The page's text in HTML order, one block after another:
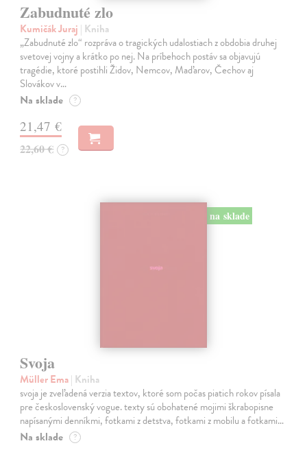
Zabudnuté zlo
Kumičák Juraj | Kniha
„Zabudnuté zlo“ rozpráva o tragických udalostiach z obdobia druhej
svetovej vojny a krátko po nej. Na príbehoch postáv sa objavujú
tragédie, ktoré postihli Židov, Nemcov, Maďarov, Čechov aj
Slovákov v…
Na sklade ?
21,47 €
22,60 € ?
na sklade
Svoja
Müller Ema| Kniha
svoja je zveľadená verzia textov, ktoré som počas piatich rokov písala
pre československý vogue. texty sú obohatené mojimi škrabopisne
napísanými denníkmi, fotkami z detstva, fotkami z mobilu a fotkami…
Na sklade ?